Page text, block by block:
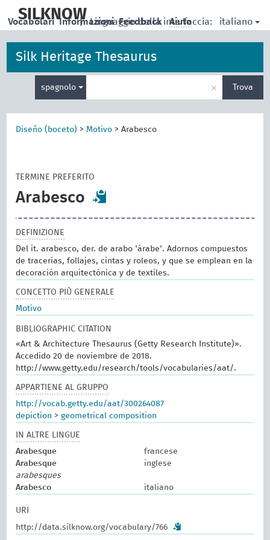
main
SILKNOW
| Linguaggio della interfaccia: italiano
Vocabolari Informazioni Feedback Aiuto
Silk Heritage Thesaurus
spagnolo
per
la
× Trova
Diseño (boceto) > Motivo >Arabesco
TERMINE PREFERITO
Arabesco
DEFINIZIONE
Del it. arabesco, der. de arabo 'árabe'. Adornos compuestos
de tracerías, follajes, cintas y roleos, y que se emplean en la
decoración arquitectónica y de textiles.
CONCETTO PIÙ GENERALE
Motivo
BIBLIOGRAPHIC CITATION
«Art & Architecture Thesaurus (Getty Research Institute)».
Accedido 20 de noviembre de 2018.
http://www.getty.edu/research/tools/vocabularies/aat/.
APPARTIENE AL GRUPPO
http://vocab.getty.edu/aat/300264087
depiction >geometrical composition
IN ALTRE LINGUE
Arabesque
francese
Arabesque
inglese
arabesques
Arabesco
italiano
URI
http://data.silknow.org/vocabulary/766